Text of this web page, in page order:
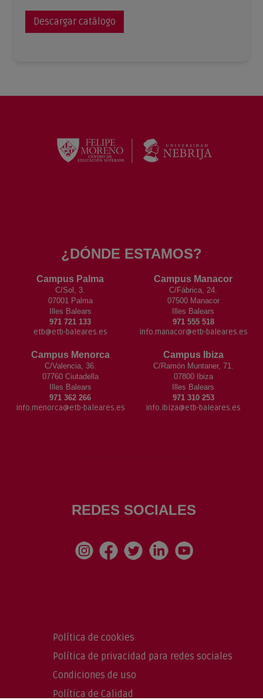
Descargar catálogo
¿DÓNDE ESTAMOS?
Campus Palma
C/Sol, 3.
07001 Palma
Illes Balears
971 721 133
etb@etb-baleares.es
Campus Manacor
C/Fábrica, 24.
07500 Manacor
Illes Balears
971 555 518
info.manacor@etb-baleares.es
Campus Menorca
C/Valencia, 36.
07760 Ciutadella
Illes Balears
971 362 266
info.menorca@etb-baleares.es
Campus Ibiza
C/Ramón Muntaner, 71.
07800 Ibiza
Illes Balears
971 310 253
info.ibiza@etb-baleares.es
REDES SOCIALES
Política de cookies
Política de privacidad para redes sociales
Condiciones de uso
Política de Calidad